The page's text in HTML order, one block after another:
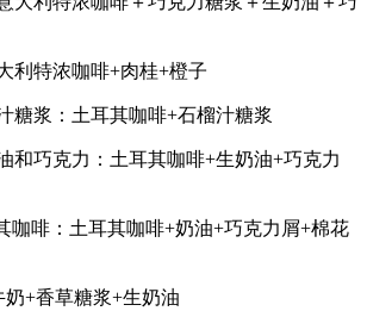
利特浓咖啡+肉桂+橙子
糖浆：土耳其咖啡+石榴汁糖浆
和巧克力：土耳其咖啡+生奶油+巧克力
咖啡：土耳其咖啡+奶油+巧克力屑+棉花
+香草糖浆+生奶油